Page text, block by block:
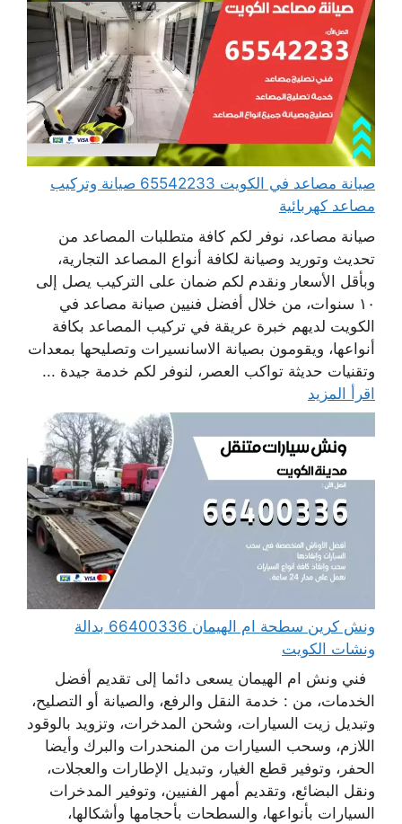
صيانة مصاعد في الكويت 65542233 صيانة وتركيب
مصاعد كهربائية
صيانة مصاعد، نوفر لكم كافة متطلبات المصاعد من
تحديث وتوريد وصيانة لكافة أنواع المصاعد التجارية،
وبأقل الأسعار ونقدم لكم ضمان على التركيب يصل إلى
١٠ سنوات، من خلال أفضل فنيين صيانة مصاعد في
الكويت لديهم خبرة عريقة في تركيب المصاعد بكافة
أنواعها، ويقومون بصيانة الاسانسيرات وتصليحها بمعدات
وتقنيات حديثة تواكب العصر، لنوفر لكم خدمة جيدة ...
اقرأ المزيد
ونش كرين سطحة ام الهيمان 66400336 بدالة
ونشات الكويت
فني ونش ام الهيمان يسعى دائما إلى تقديم أفضل
الخدمات، من : خدمة النقل والرفع، والصيانة أو التصليح،
وتبديل زيت السيارات، وشحن المدخرات، وتزويد بالوقود
اللازم، وسحب السيارات من المنحدرات والبرك وأيضا
الحفر، وتوفير قطع الغيار، وتبديل الإطارات والعجلات،
ونقل البضائع، وتقديم أمهر الفنيين، وتوفير المدخرات
السيارات بأنواعها، والسطحات بأحجامها وأشكالها،